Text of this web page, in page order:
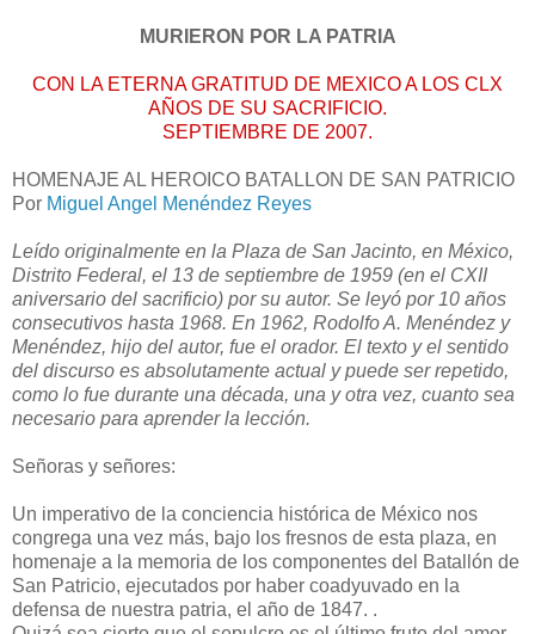
MURIERON POR LA PATRIA
CON LA ETERNA GRATITUD DE MEXICO A LOS CLX
AÑOS DE SU SACRIFICIO.
SEPTIEMBRE DE 2007.
HOMENAJE AL HEROICO BATALLON DE SAN PATRICIO
Por Miguel Angel Menéndez Reyes
Leído originalmente en la Plaza de San Jacinto, en México,
Distrito Federal, el 13 de septiembre de 1959 (en el CXII
aniversario del sacrificio) por su autor. Se leyó por 10 años
consecutivos hasta 1968. En 1962, Rodolfo A. Menéndez y
Menéndez, hijo del autor, fue el orador. El texto y el sentido
del discurso es absolutamente actual y puede ser repetido,
como lo fue durante una década, una y otra vez, cuanto sea
necesario para aprender la lección.
Señoras y señores:
Un imperativo de la conciencia histórica de México nos
congrega una vez más, bajo los fresnos de esta plaza, en
homenaje a la memoria de los componentes del Batallón de
San Patricio, ejecutados por haber coadyuvado en la
defensa de nuestra patria, el año de 1847. .